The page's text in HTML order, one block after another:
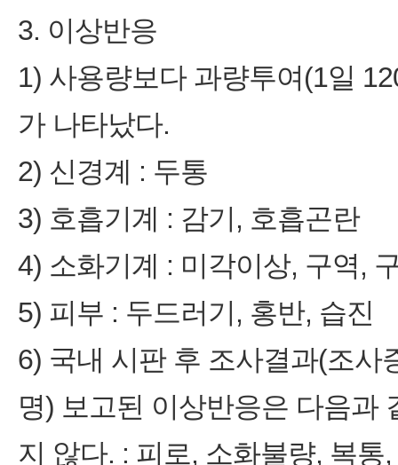
3. 이상반응
1) 사용량보다 과량투여(1일
가 나타났다.
2) 신경계 : 두통
3) 호흡기계 : 감기, 호흡곤란
4) 소화기계 : 미각이상, 구역,
5) 피부 : 두드러기, 홍반, 습진
6) 국내 시판 후 조사결과(조사
명) 보고된 이상반응은 다음과
지 않다. : 피로, 소화불량, 복